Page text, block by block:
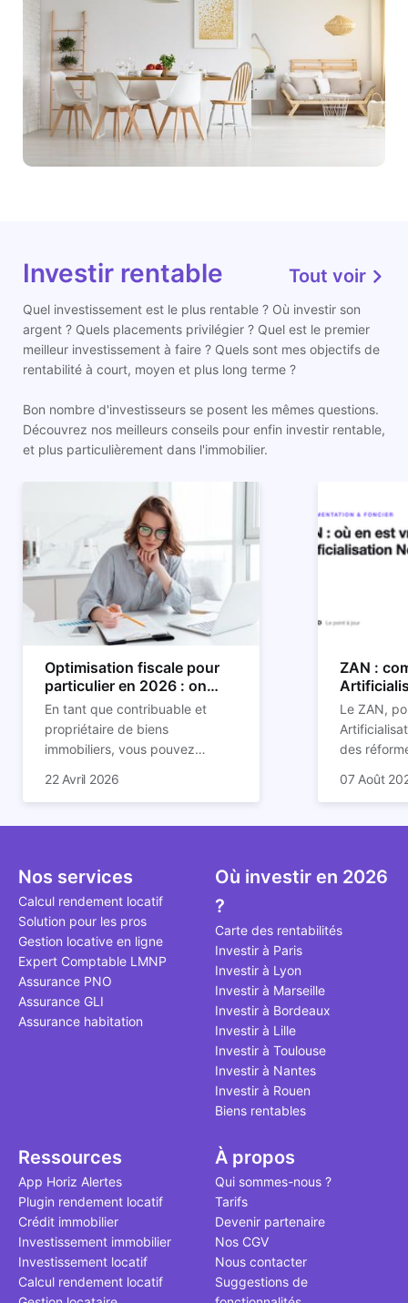
Investir rentable Tout voir
Quel investissement est le plus rentable ? Où investir son
argent ? Quels placements privilégier ? Quel est le premier
meilleur investissement à faire ? Quels sont mes objectifs de
rentabilité à court, moyen et plus long terme ?
Bon nombre d'investisseurs se posent les mêmes questions.
Découvrez nos meilleurs conseils pour enfin investir rentable,
et plus particulièrement dans l'immobilier.
Optimisation fiscale pour
particulier en 2026 : on
vous explique tout
En tant que contribuable et
propriétaire de biens
immobiliers, vous pouvez
imposition en optimisant votre
nombreuses méthodes légales
toutes les explications dans
notre article.
22 Avril 2026
ZAN :
son
Le ZAN,
des
des
et de la
bâtis.
plus mal
bien que
décrivent
le point à
07 Août
Nos services
Calcul rendement locatif
Solution pour les pros
Gestion locative en ligne
Expert Comptable LMNP
Assurance PNO
Assurance GLI
Assurance habitation
Où investir en 2026
?
Carte des rentabilités
Investir à Paris
Investir à Lyon
Investir à Marseille
Investir à Bordeaux
Investir à Lille
Investir à Toulouse
Investir à Nantes
Investir à Rouen
Biens rentables
Ressources
App Horiz Alertes
Plugin rendement locatif
Crédit immobilier
Investissement immobilier
Investissement locatif
Calcul rendement locatif
À propos
Qui sommes-nous ?
Tarifs
Devenir partenaire
Nos CGV
Nous contacter
Suggestions de